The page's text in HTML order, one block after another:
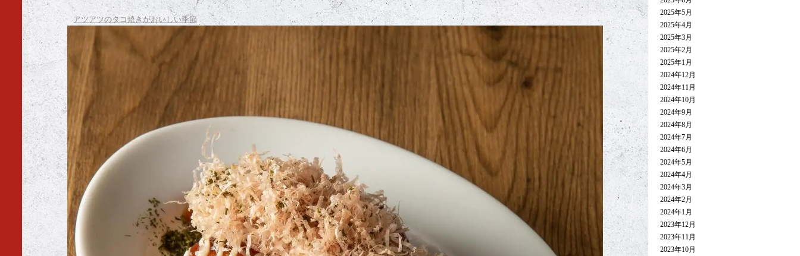
アツアツのタコ焼きがおいしい季節
2025年5月
2025年4月
2025年3月
2025年2月
2025年1月
2024年12月
2024年11月
2024年10月
2024年9月
2024年8月
2024年7月
2024年6月
2024年5月
2024年4月
2024年3月
2024年2月
2024年1月
2023年12月
2023年11月
2023年10月